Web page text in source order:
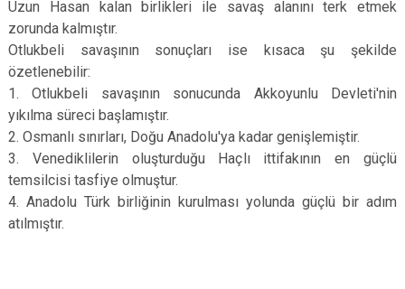
Uzun Hasan kalan birlikleri ile savaş alanını terk etmek
zorunda kalmıştır.
Otlukbeli savaşının sonuçları ise kısaca şu şekilde
özetlenebilir:
1. Otlukbeli savaşının sonucunda Akkoyunlu Devleti'nin
yıkılma süreci başlamıştır.
2. Osmanlı sınırları, Doğu Anadolu'ya kadar genişlemiştir.
3. Venediklilerin oluşturduğu Haçlı ittifakının en güçlü
temsilcisi tasfiye olmuştur.
4. Anadolu Türk birliğinin kurulması yolunda güçlü bir adım
atılmıştır.